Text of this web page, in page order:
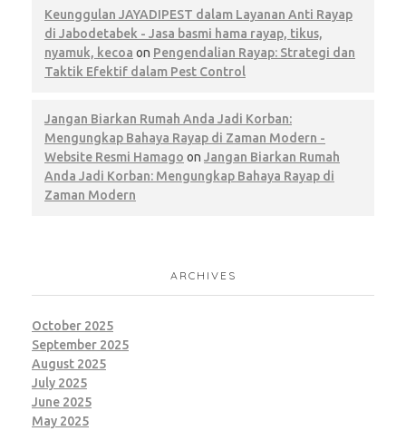
Keunggulan JAYADIPEST dalam Layanan Anti Rayap
di Jabodetabek - Jasa basmi hama rayap, tikus,
nyamuk, kecoa on Pengendalian Rayap: Strategi dan
Taktik Efektif dalam Pest Control
Jangan Biarkan Rumah Anda Jadi Korban:
Mengungkap Bahaya Rayap di Zaman Modern -
Website Resmi Hamago on Jangan Biarkan Rumah
Anda Jadi Korban: Mengungkap Bahaya Rayap di
Zaman Modern
ARCHIVES
October 2025
September 2025
August 2025
July 2025
June 2025
May 2025